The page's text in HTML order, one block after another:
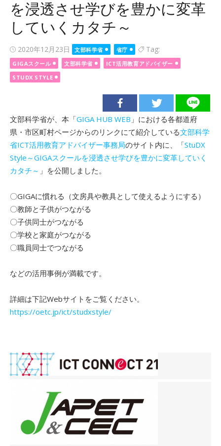
を浸透させ学びを豊かに変革
していくカタチ～
Posted
on
2020年12月23日 文部科学省 省庁 Tag:
GIGAスクール 文部科学省
ICT活用教育アドバイザー
STUDX STYLE
文部科学省が、本「GIGA HUB WEB 」における各都道府
県・市区町村ページからのリンクにて紹介している文部科学
省ICT活用教育アドバイザー事務局のサイト内に、「StuDX
Style～GIGAスクールを浸透させ学びを豊かに変革していく
カタチ～ 」を公開しました。
〇GIGAに慣れる（文房具や教具として使えるようにする）
〇教師と子供がつながる
〇子供同士がつながる
〇学校と家庭がつながる
〇職員同士でつながる
などの活用事例が満載です。
詳細は下記Webサイトをご覧ください。
https://oetc.jp/ict/studxstyle/